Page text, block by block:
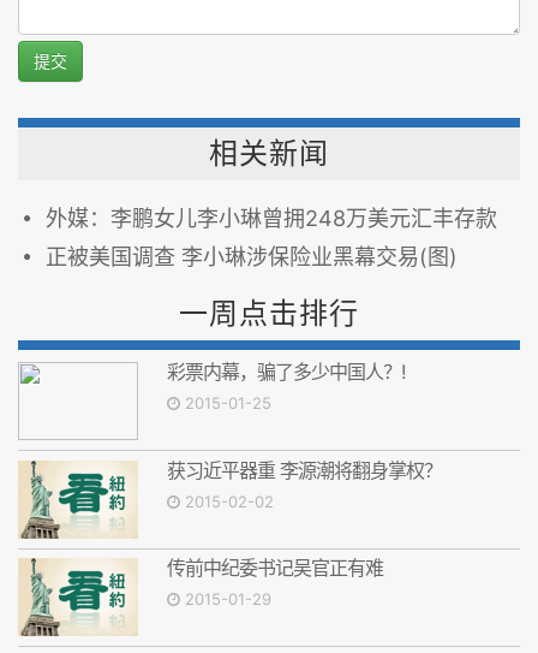
提交
相关新闻
外媒：李鹏女儿李小琳曾拥248万美元汇丰存款
正被美国调查 李小琳涉保险业黑幕交易(图)
一周点击排行
彩票内幕，骗了多少中国人？!
2015-01-25
获习近平器重 李源潮将翻身掌权？
2015-02-02
传前中纪委书记吴官正有难
2015-01-29